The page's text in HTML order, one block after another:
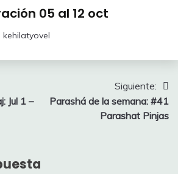
05 al 12 oct
kehilatyovel
Jul 1 –
Siguiente:
Parashá de la semana: #41
Parashat Pinjas